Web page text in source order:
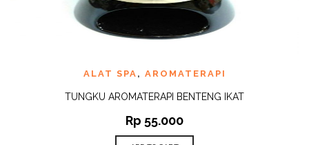
ALAT SPA , AROMATERAPI
TUNGKU AROMATERAPI BENTENG IKAT
Rp 55.000